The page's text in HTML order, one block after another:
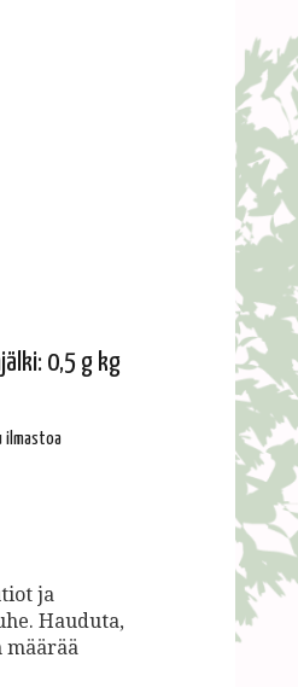
0,5 g kg
ilmastoa
ja
Hauduta,
määrää